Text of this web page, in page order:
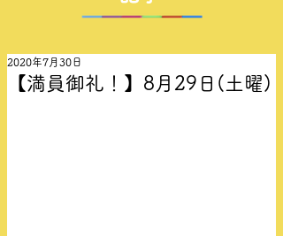
【満員御礼！】8月29日(土曜)
2020年7月30日